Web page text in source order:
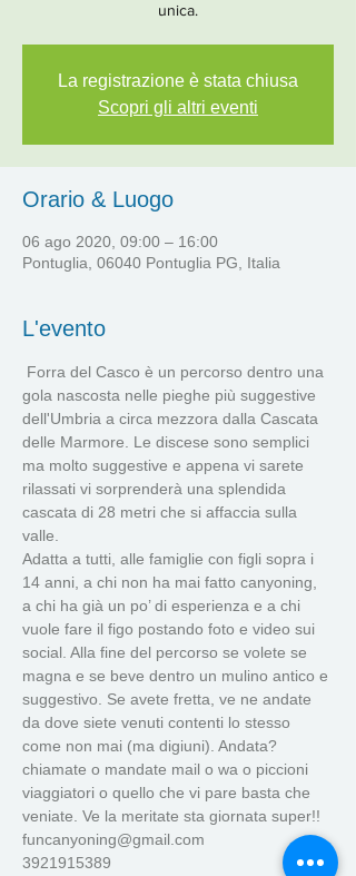
unica.
La registrazione è stata chiusa
Scopri gli altri eventi
Orario & Luogo
06 ago 2020, 09:00 – 16:00
Pontuglia, 06040 Pontuglia PG, Italia
L'evento
Forra del Casco è un percorso dentro una
gola nascosta nelle pieghe più suggestive
dell'Umbria a circa mezzora dalla Cascata
delle Marmore. Le discese sono semplici
ma molto suggestive e appena vi sarete
rilassati vi sorprenderà una splendida
cascata di 28 metri che si affaccia sulla
valle.
Adatta a tutti, alle famiglie con figli sopra i
14 anni, a chi non ha mai fatto canyoning,
a chi ha già un po’ di esperienza e a chi
vuole fare il figo postando foto e video sui
social. Alla fine del percorso se volete se
magna e se beve dentro un mulino antico e
suggestivo. Se avete fretta, ve ne andate
da dove siete venuti contenti lo stesso
come non mai (ma digiuni). Andata?
chiamate o mandate mail o wa o piccioni
viaggiatori o quello che vi pare basta che
veniate. Ve la meritate sta giornata super!!
funcanyoning@gmail.com
3921915389